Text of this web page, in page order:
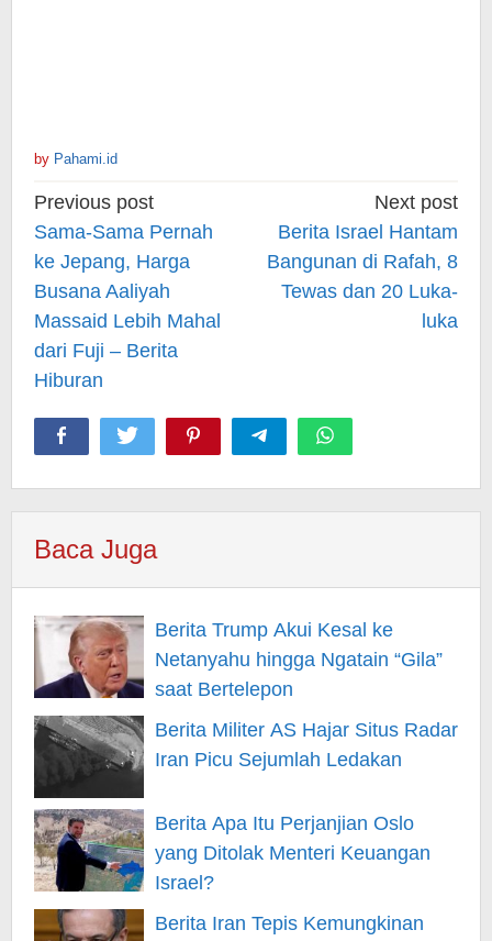
by Pahami.id
Post
navigation
Previous post
Sama-Sama Pernah
ke Jepang, Harga
Busana Aaliyah
Massaid Lebih Mahal
dari Fuji – Berita
Hiburan
Next post
Berita Israel Hantam
Bangunan di Rafah, 8
Tewas dan 20 Luka-
luka
Baca Juga
Berita Trump Akui Kesal ke
Netanyahu hingga Ngatain “Gila”
saat Bertelepon
Berita Militer AS Hajar Situs Radar
Iran Picu Sejumlah Ledakan
Berita Apa Itu Perjanjian Oslo
yang Ditolak Menteri Keuangan
Israel?
Berita Iran Tepis Kemungkinan